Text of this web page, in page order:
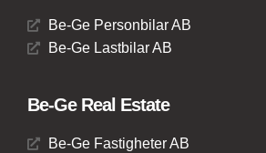
Be-Ge Personbilar AB
Be-Ge Lastbilar AB
Be-Ge Real Estate
Be-Ge Fastigheter AB